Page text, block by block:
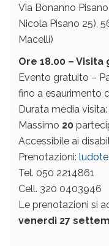
Via Bonanno
Nicola Pisano 25),
Macelli)
Ore 18.00 – Visita
Evento gratuito –
fino a esaurimento
Durata media visita:
Massimo 20
Accessibile ai
Prenotazioni:
Tel. 050 2214861
Cell. 320 0403946
Le prenotazioni si
venerdì 27